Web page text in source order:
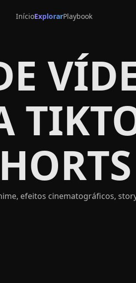
InícioExplorarPlaybook
efeitos cinematográficos,